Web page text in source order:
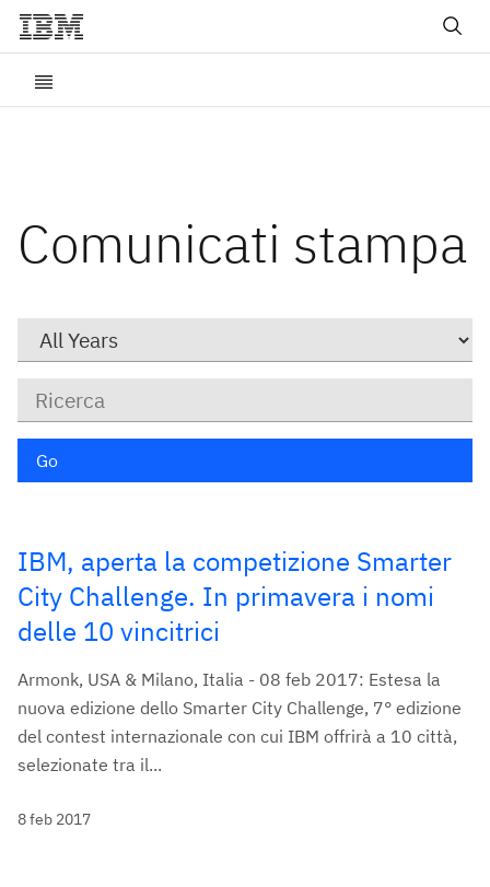
Comunicati stampa
chiave
Go
IBM, aperta la competizione Smarter
City Challenge. In primavera i nomi
delle 10 vincitrici
Armonk, USA & Milano, Italia - 08 feb 2017: Estesa la
nuova edizione dello Smarter City Challenge, 7° edizione
del contest internazionale con cui IBM offrirà a 10 città,
selezionate tra il...
8 feb 2017